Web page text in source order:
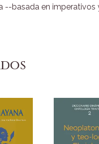
--basada en